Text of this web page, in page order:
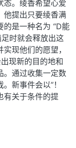
态。绫香希望心爱
他提出只要绫香满
的是一种名为 “D能
时就会释放出这
现他们的愿望，
现新的目的地和
。通过收集一定数
新事件会以”！
有关于条件的提